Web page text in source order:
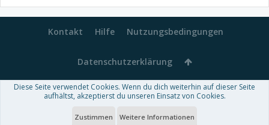
Kontakt Hilfe Nutzungsbedingungen
Datenschutzerklärung
Forum software by XenForo™-Deutsch von xenDach
Theme designed byThemeHouse
Diese Seite verwendet Cookies. Wenn du dich weiterhin auf dieser Seite
aufhältst, akzeptierst du unseren Einsatz von Cookies.
Zustimmen Weitere Informationen